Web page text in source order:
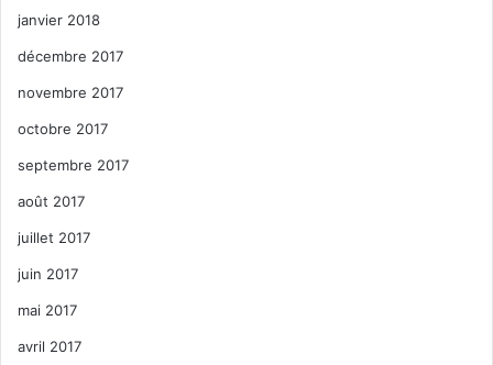
janvier 2018
décembre 2017
novembre 2017
octobre 2017
septembre 2017
août 2017
juillet 2017
juin 2017
mai 2017
avril 2017